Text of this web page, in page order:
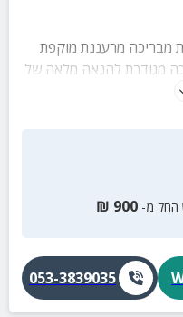
מבריכה מרעננת מוקפת
מגודרת להנאה מלאה של
החל מ- 900
₪
053-3839035